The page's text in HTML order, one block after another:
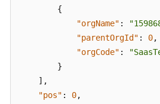
管
理
{
"orgName" :
"parentOrgId" : 0,
"orgCode" :
}
] ,
"pos" : 0,